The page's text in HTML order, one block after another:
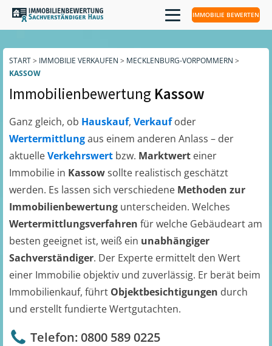
IMMOBILIE BEWERTEN
START> IMMOBILIE VERKAUFEN > MECKLENBURG-VORPOMMERN >
KASSOW
Immobilienbewertung Kassow
Ganz gleich, ob Hauskauf, Verkaufoder
Wertermittlungaus einem anderen Anlass – der
aktuelleVerkehrswert bzw. Marktwert einer
Immobilie in Kassowsollte realistisch geschätzt
werden. Es lassen sich verschiedene Methoden zur
Immobilienbewertung unterscheiden. Welches
Wertermittlungsverfahren für welche Gebäudeart am
besten geeignet ist, weiß ein unabhängiger
Sachverständiger. Der Experte ermittelt den Wert
einer Immobilie objektiv und zuverlässig. Er berät beim
Immobilienkauf, führt Objektbesichtigungen durch
und erstellt fundierte Wertgutachten.
Telefon: 0800 589 0225